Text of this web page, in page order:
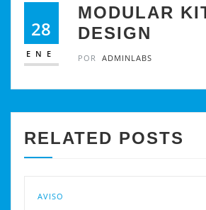
28
ENE
MODULAR
DESIGN
POR ADMINLABS
RELATED POSTS
AVISO